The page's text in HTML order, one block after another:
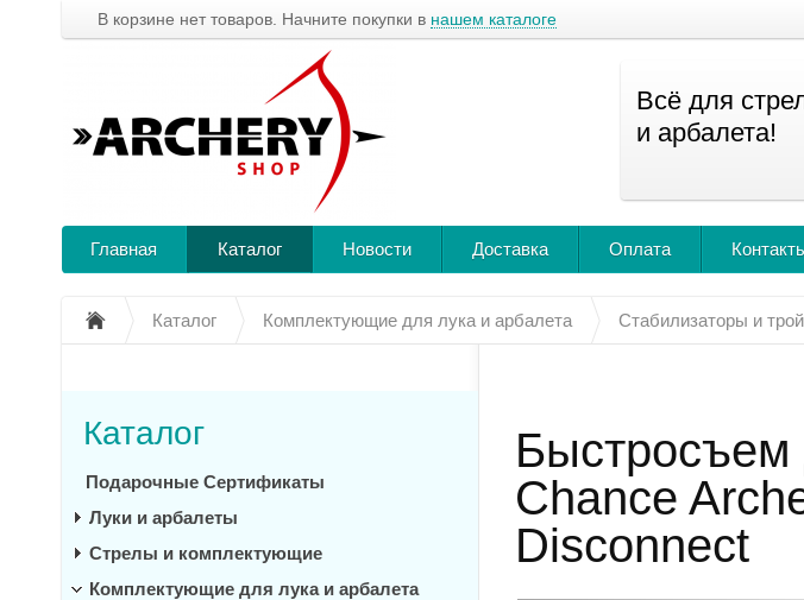
В корзине нет товаров. Начните покупки в нашем каталоге
Всё для
и арбалета!
Главная Каталог Новости Доставка Оплата
Каталог Комплектующие для лука и арбалета Стабилизаторы и
Быстросъем
Chance
Disconnect
Каталог
Подарочные Сертификаты
Луки и арбалеты
Стрелы и комплектующие
Комплектующие для лука и арбалета